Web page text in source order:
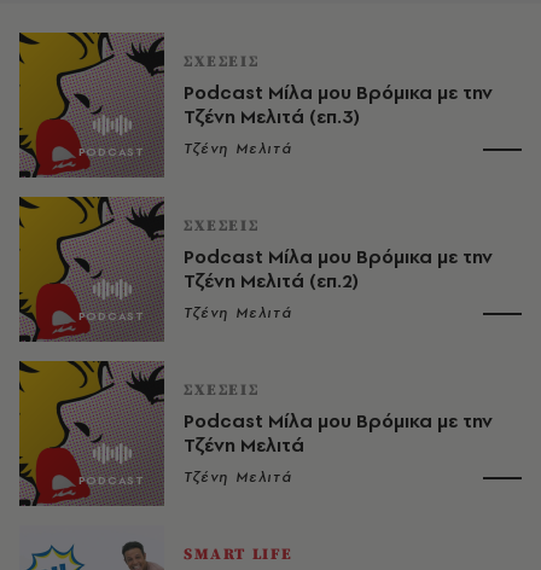
ΣΧΕΣΕΙΣ
Podcast Μίλα μου Βρόμικα με την
Τζένη Μελιτά (επ.3)
Τζένη Μελιτά
ΣΧΕΣΕΙΣ
Podcast Μίλα μου Βρόμικα με την
Τζένη Μελιτά (επ.2)
Τζένη Μελιτά
ΣΧΕΣΕΙΣ
Podcast Μίλα μου Βρόμικα με την
Τζένη Μελιτά
Τζένη Μελιτά
SMART LIFE